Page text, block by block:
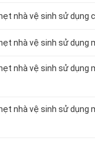
nhà vệ sinh sử dụng
nhà vệ sinh sử dụng
nhà vệ sinh sử dụng
nhà vệ sinh sử dụng